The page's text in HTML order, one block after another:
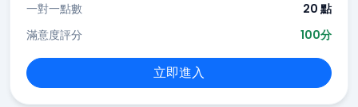
一對一點數
20 點
滿意度評分
100分
立即進入